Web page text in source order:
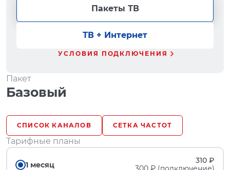
Пакеты ТВ
ТВ + Интернет
УСЛОВИЯ ПОДКЛЮЧЕНИЯ
Пакет
Базовый
СПИСОК КАНАЛОВ СЕТКА ЧАСТОТ
Тарифные планы
1 месяц
310 ₽